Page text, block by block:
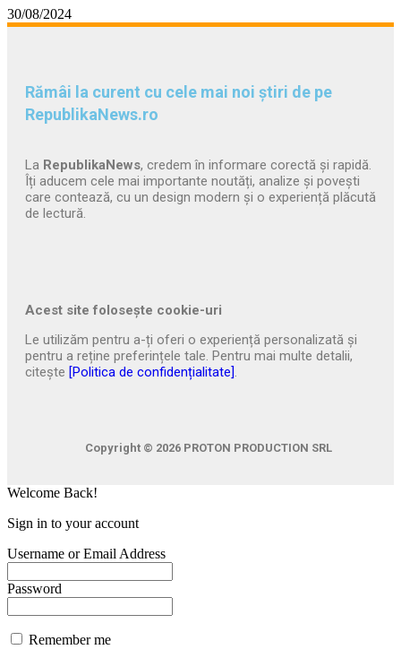
30/08/2024
Rămâi la curent cu cele mai noi știri de pe
RepublikaNews.ro
La RepublikaNews, credem în informare corectă și rapidă.
Îți aducem cele mai importante noutăți, analize și povești
care contează, cu un design modern și o experiență plăcută
de lectură.
Acest site folosește cookie-uri
Le utilizăm pentru a-ți oferi o experiență personalizată și
pentru a reține preferințele tale. Pentru mai multe detalii,
citește [Politica de confidențialitate].
Copyright © 2026 PROTON PRODUCTION SRL
Welcome Back!
Sign in to your account
Username or Email Address
Password
Remember me